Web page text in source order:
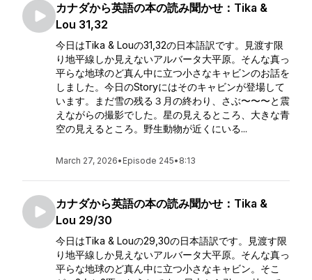
カナダから英語の本の読み聞かせ：Tika &
Lou 31,32
今日はTika & Louの31,32の日本語訳です。見渡す限
り地平線しか見えないアルバータ大平原。そんな真っ
平らな地球のど真ん中に立つ小さなキャビンのお話を
しました。今日のStoryにはそのキャビンが登場して
います。まだ雪の残る３月の終わり、さぶ〜〜〜と震
えながらの撮影でした。星の見えるところ、大きな青
空の見えるところ。野生動物が近くにいる...
March 27, 2026• Episode 245• 8:13
カナダから英語の本の読み聞かせ：Tika &
Lou 29/30
今日はTika & Louの29,30の日本語訳です。見渡す限
り地平線しか見えないアルバータ大平原。そんな真っ
平らな地球のど真ん中に立つ小さなキャビン。そこ